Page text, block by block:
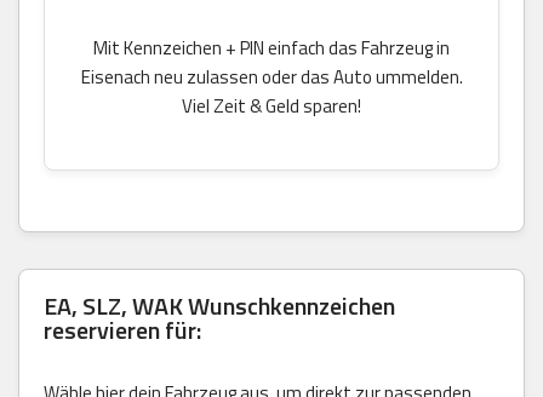
Mit Kennzeichen + PIN einfach das Fahrzeug in
Eisenach neu zulassen oder das Auto ummelden.
Viel Zeit & Geld sparen!
EA, SLZ, WAK Wunschkennzeichen
reservieren für: